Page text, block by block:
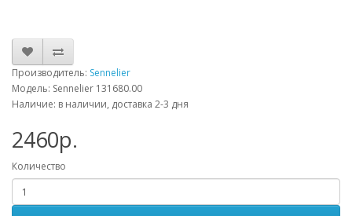
Производитель: Sennelier
Модель: Sennelier 131680.00
Наличие: в наличии, доставка 2-3 дня
2460р.
Количество